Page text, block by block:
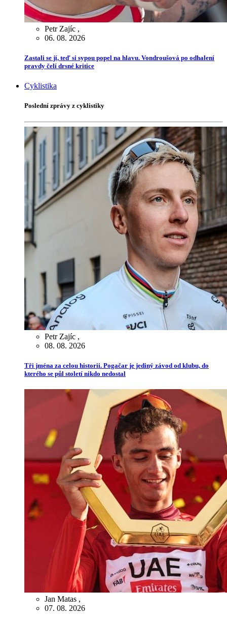
Petr Zajíc ,
06. 08. 2026
Zastali se jí, teď si sypou popel na hlavu. Vondroušová po odhalení
pravdy čelí drsné kritice
Cyklistika
Poslední zprávy z cyklistiky
Petr Zajíc ,
08. 08. 2026
Tři jména za celou historii. Pogačar je jediný závod od klubu, do
kterého se půl století nikdo nedostal
Jan Matas ,
07. 08. 2026